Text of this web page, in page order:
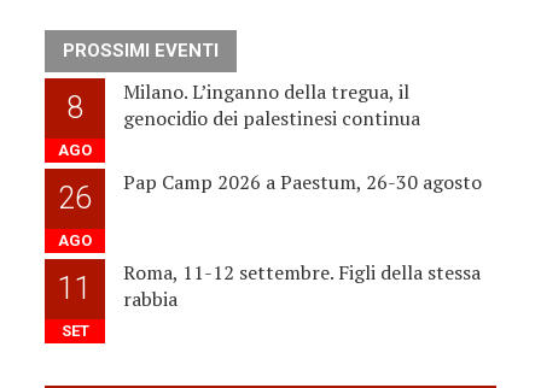
PROSSIMI EVENTI
8
AGO
Milano. L’inganno della tregua, il
genocidio dei palestinesi continua
26
AGO
Pap Camp 2026 a Paestum, 26-30 agosto
11
SET
Roma, 11-12 settembre. Figli della stessa
rabbia